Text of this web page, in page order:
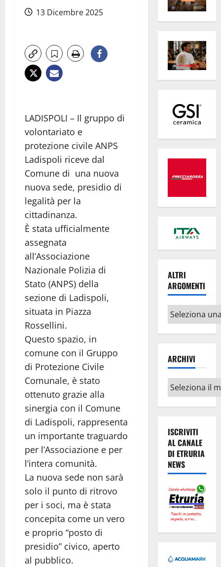
13 Dicembre 2025
LADISPOLI – Il gruppo di
volontariato e
protezione civile ANPS
Ladispoli riceve dal
Comune di una nuova
nuova sede, presidio di
legalità per la
cittadinanza.
È stata ufficialmente
assegnata
all’Associazione
Nazionale Polizia di
Stato (ANPS) della
sezione di Ladispoli,
situata in Piazza
Rossellini.
Questo spazio, in
comune con il Gruppo
di Protezione Civile
Comunale, è stato
ottenuto grazie alla
sinergia con il Comune
di Ladispoli, rappresenta
un importante traguardo
per l’Associazione e per
l’intera comunità.
La nuova sede non sarà
solo il punto di ritrovo
per i soci, ma è stata
concepita come un vero
e proprio “posto di
presidio” civico, aperto
al pubblico.
ALTRI
ARGOMENTI
Altri
argomenti
ARCHIVI
Archivi
ISCRIVITI
AL CANALE
DI ETRURIA
NEWS